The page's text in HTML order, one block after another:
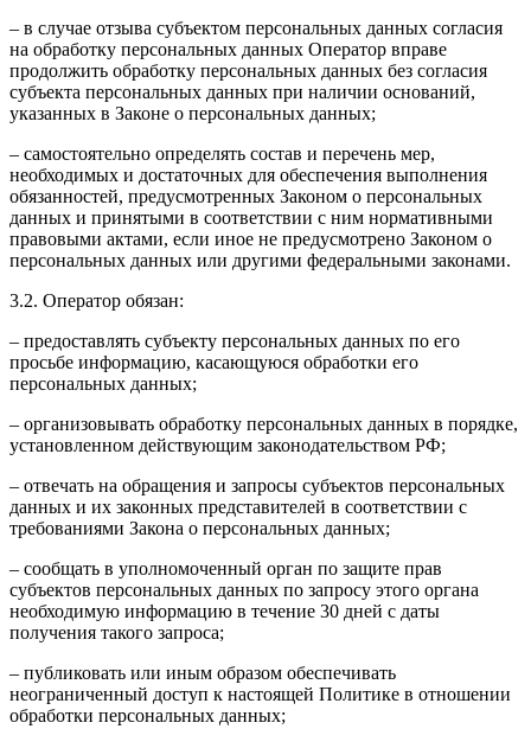
– в случае отзыва субъектом персональных данных согласия
на обработку персональных данных Оператор вправе
продолжить обработку персональных данных без согласия
субъекта персональных данных при наличии оснований,
указанных в Законе о персональных данных;
– самостоятельно определять состав и перечень мер,
необходимых и достаточных для обеспечения выполнения
обязанностей, предусмотренных Законом о персональных
данных и принятыми в соответствии с ним нормативными
правовыми актами, если иное не предусмотрено Законом о
персональных данных или другими федеральными законами.
3.2. Оператор обязан:
– предоставлять субъекту персональных данных по его
просьбе информацию, касающуюся обработки его
персональных данных;
– организовывать обработку персональных данных в порядке,
установленном действующим законодательством РФ;
– отвечать на обращения и запросы субъектов персональных
данных и их законных представителей в соответствии с
требованиями Закона о персональных данных;
– сообщать в уполномоченный орган по защите прав
субъектов персональных данных по запросу этого органа
необходимую информацию в течение 30 дней с даты
получения такого запроса;
– публиковать или иным образом обеспечивать
неограниченный доступ к настоящей Политике в отношении
обработки персональных данных;